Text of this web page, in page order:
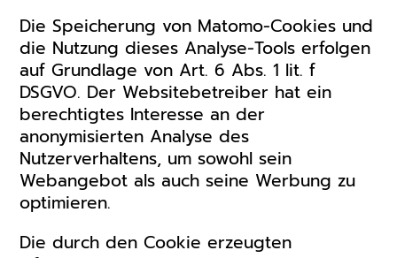
Die Speicherung von Matomo-Cookies und
die Nutzung dieses Analyse-Tools erfolgen
auf Grundlage von Art. 6 Abs. 1 lit. f
DSGVO. Der Websitebetreiber hat ein
berechtigtes Interesse an der
anonymisierten Analyse des
Nutzerverhaltens, um sowohl sein
Webangebot als auch seine Werbung zu
optimieren.
Die durch den Cookie erzeugten